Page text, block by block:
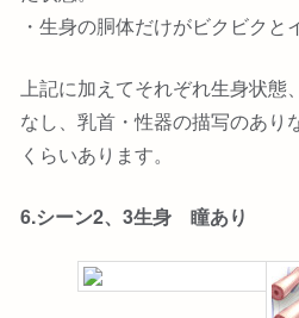
・生身の胴体だけがビクビクと
上記に加えてそれぞれ生身状態
なし、乳首・性器の描写のあり
くらいあります。
6.シーン2、3生身 瞳あり